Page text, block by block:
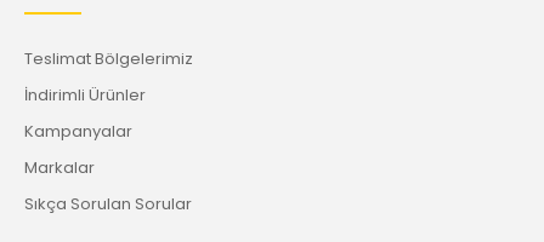
Teslimat Bölgelerimiz
İndirimli Ürünler
Kampanyalar
Markalar
Sıkça Sorulan Sorular